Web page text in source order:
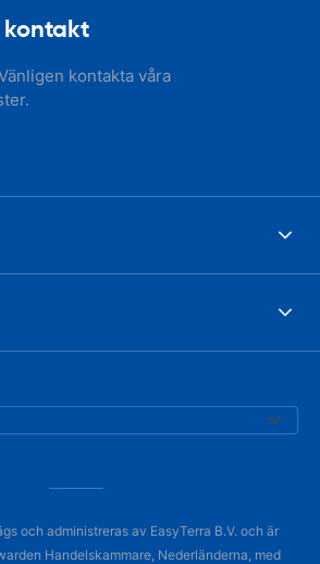
kontakta våra
och administreras av EasyTerra B.V. och är
Handelskammare, Nederländerna, med